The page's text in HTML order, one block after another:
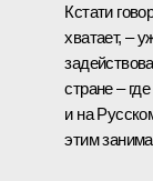
Кстати
хватает, –
стране –
и на
этим